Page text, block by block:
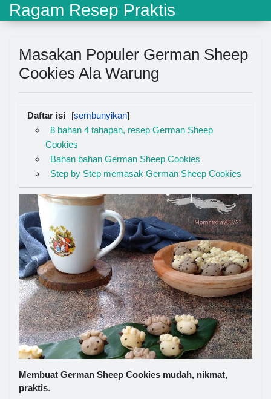
Ragam Resep Praktis
Masakan Populer German Sheep
Cookies Ala Warung
Daftar isi
8 bahan 4 tahapan, resep German Sheep
Cookies
Bahan bahan German Sheep Cookies
Step by Step memasak German Sheep Cookies
Membuat German Sheep Cookies mudah, nikmat,
praktis.